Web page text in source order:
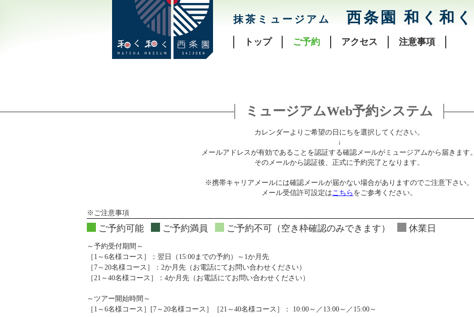
抹茶ミュージアム 西条園 和く和く
トップ ご予約 アクセス 注意事項
ミュージアムWeb予約システム
カレンダーよりご希望の日にちを選択してください。
↓
メールアドレスが有効であることを認証する確認メールがミュージアムから届きます。
そのメールから認証後、正式に予約完了となります。
※携帯キャリアメールには確認メールが届かない場合がありますのでご注意下さい。
メール受信許可設定はこちら をご参考ください。
※ご注意事項
ご予約可能 ご予約満員 ご予約不可（空き枠確認のみできます） 休業日
～予約受付期間～
［1～6名様コース］：翌日（15:00までの予約）～1か月先
［7～20名様コース］：2か月先（お電話にてお問い合わせください）
［21～40名様コース］：4か月先（お電話にてお問い合わせください）
～ツアー開始時間～
［1～6名様コース］[7～20名様コース］［21～40名様コース］： 10:00～／13:00～／15:00～